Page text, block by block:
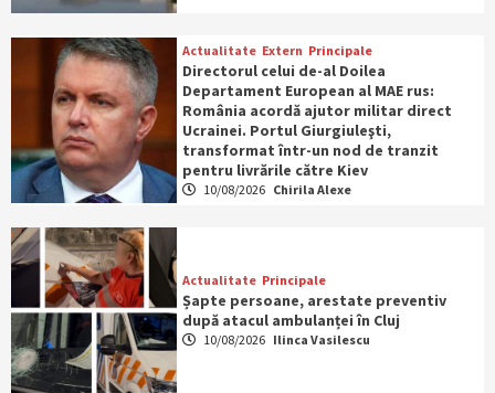
Actualitate Extern Principale
Directorul celui de-al Doilea
Departament European al MAE rus:
România acordă ajutor militar direct
Ucrainei. Portul Giurgiuleşti,
transformat într-un nod de tranzit
pentru livrările către Kiev
10/08/2026 Chirila Alexe
Actualitate Principale
Șapte persoane, arestate preventiv
după atacul ambulanței în Cluj
10/08/2026 Ilinca Vasilescu